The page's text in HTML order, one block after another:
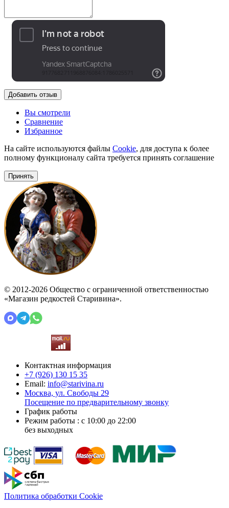
Добавить отзыв
Вы смотрели
Сравнение
Избранное
На сайте используются файлы Cookie, для доступа к более
полному функционалу сайта требуется принять соглашение
Принять
© 2012-2026 Общество с ограниченной ответственностью
«Магазин редкостей Старивина».
Контактная информация
+7 (926) 130 15 35
Email: info@starivina.ru
Москва, ул. Свободы 29
Посещение по предварительному звонку
График работы
Режим работы : с 10:00 до 22:00
без выходных
Политика обработки Cookie